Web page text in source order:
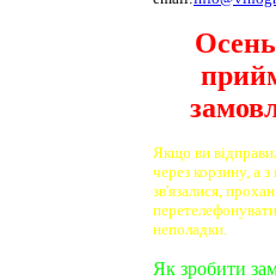
Якщо ви
через корзину, а
зв'язалися,
неполадки.
Як зробити